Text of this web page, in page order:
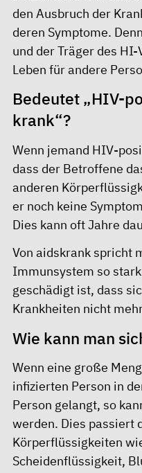
den Ausbruch der
deren Symptome.
und der Träger des
Leben für andere
Bedeutet „HIV-
krank“?
Wenn jemand HIV-
dass der Betroffene
anderen
er noch keine
Dies kann oft Jahre
Von aidskrank spricht
Immunsystem so
geschädigt ist, dass
Krankheiten nicht
Wie kann man
Wenn eine große
infizierten Person in
Person gelangt, so
werden. Dies passiert
Körperflüssigkeiten
Scheidenflüssigkeit,